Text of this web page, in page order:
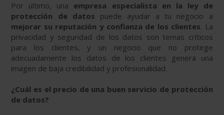
Por último, una empresa especialista en la ley de
protección de datos puede ayudar a tu negocio a
mejorar su reputación y confianza de los clientes. La
privacidad y seguridad de los datos son temas críticos
para los clientes, y un negocio que no protege
adecuadamente los datos de los clientes genera una
imagen de baja credibilidad y profesionalidad.
¿Cuál es el precio de una buen servicio de protección
de datos?